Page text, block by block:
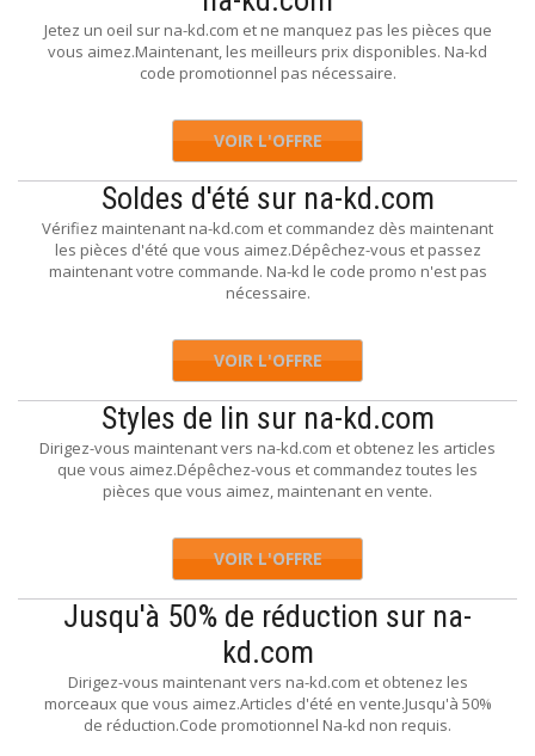
Jetez un oeil sur na-kd.com et ne manquez pas les pièces que
vous aimez.Maintenant, les meilleurs prix disponibles. Na-kd
code promotionnel pas nécessaire.
VOIR L'OFFRE
Soldes d'été sur na-kd.com
Vérifiez maintenant na-kd.com et commandez dès maintenant
les pièces d'été que vous aimez.Dépêchez-vous et passez
maintenant votre commande. Na-kd le code promo n'est pas
nécessaire.
VOIR L'OFFRE
Styles de lin sur na-kd.com
Dirigez-vous maintenant vers na-kd.com et obtenez les articles
que vous aimez.Dépêchez-vous et commandez toutes les
pièces que vous aimez, maintenant en vente.
VOIR L'OFFRE
Jusqu'à 50% de réduction sur na-
kd.com
Dirigez-vous maintenant vers na-kd.com et obtenez les
morceaux que vous aimez.Articles d'été en vente.Jusqu'à 50%
de réduction.Code promotionnel Na-kd non requis.